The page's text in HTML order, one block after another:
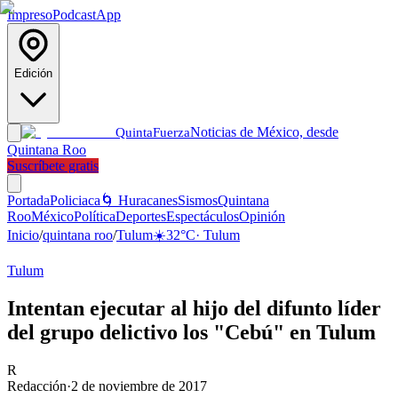
ImpresoPodcastApp
Edición
QuintaFuerzaNoticias de México, desde
Quintana Roo
Suscríbete gratis
PortadaPoliciaca 🌀 HuracanesSismosQuintana
RooMéxicoPolíticaDeportesEspectáculosOpinión
Inicio/quintana roo/Tulum☀️32°C· Tulum
Tulum
Intentan ejecutar al hijo del difunto líder
del grupo delictivo los "Cebú" en Tulum
R
Redacción·2 de noviembre de 2017